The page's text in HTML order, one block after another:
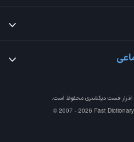
فست دیکشنری محفوظ است.
© 2007 - 2026 Fast